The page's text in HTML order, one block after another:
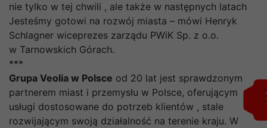
nie tylko w tej chwili , ale także w następnych latach
Jesteśmy gotowi na rozwój miasta – mówi Henryk
Schlagner wiceprezes zarządu PWiK Sp. z o.o.
w Tarnowskich Górach.
***
Grupa Veolia w Polsce od 20 lat jest sprawdzonym
partnerem miast i przemysłu w Polsce, oferującym
usługi dostosowane do potrzeb klientów , stale
rozwijającym swoją działalność na terenie kraju. W